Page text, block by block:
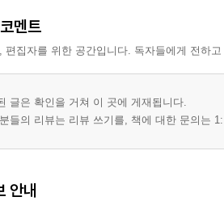
멘트
편집자를 위한 공간입니다. 독자들에게 전하
글은 확인을 거쳐 이 곳에 게재됩니다.
들의 리뷰는 리뷰 쓰기를, 책에 대한 문의는
안내